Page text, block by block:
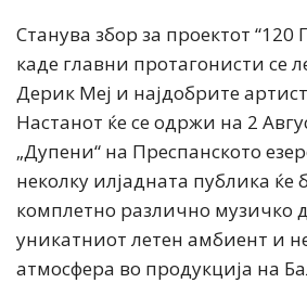
Станува збор за проектот
каде главни протагонисти се
Дерик Меј и најдобрите
Настанот ќе се одржи на 2
„Дупени“ на Преспанското
неколку илјадната публика ќе
комплетно различно музичко
уникатниот летен амбиент и
атмосфера во продукција на